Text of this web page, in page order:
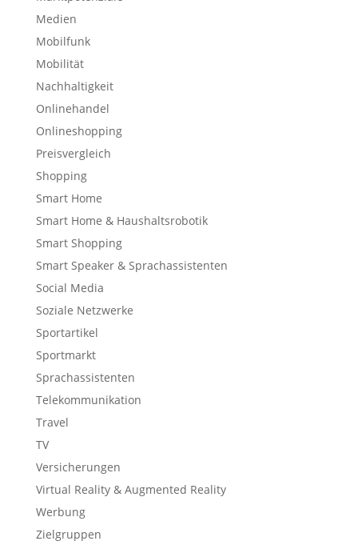
Medien
Mobilfunk
Mobilität
Nachhaltigkeit
Onlinehandel
Onlineshopping
Preisvergleich
Shopping
Smart Home
Smart Home & Haushaltsrobotik
Smart Shopping
Smart Speaker & Sprachassistenten
Social Media
Soziale Netzwerke
Sportartikel
Sportmarkt
Sprachassistenten
Telekommunikation
Travel
TV
Versicherungen
Virtual Reality & Augmented Reality
Werbung
Zielgruppen